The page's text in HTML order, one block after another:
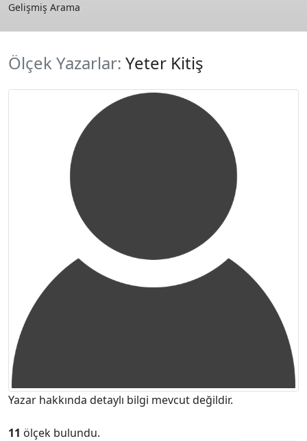
Gelişmiş Arama
Ölçek Yazarlar: Yeter Kitiş
Yazar hakkında detaylı bilgi mevcut değildir.
11 ölçek bulundu.